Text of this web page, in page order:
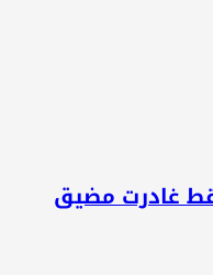
فقط غادرت مضيق